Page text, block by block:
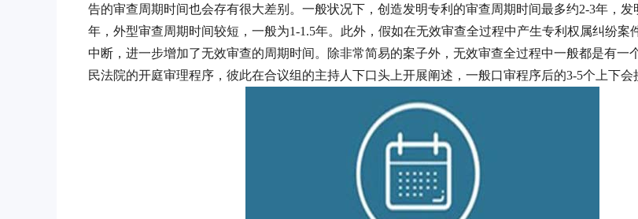
告的审查周期时间也会存有很大差别。一般状况下，创造发明专利的审查周期时间最多约2-3年，发
年，外型审查周期时间较短，一般为1-1.5年。此外，假如在无效审查全过程中产生专利权属纠纷案
中断，进一步增加了无效审查的周期时间。除非常简易的案子外，无效审查全过程中一般都是有一
民法院的开庭审理程序，彼此在合议组的主持人下口头上开展阐述，一般口审程序后的3-5个上下会